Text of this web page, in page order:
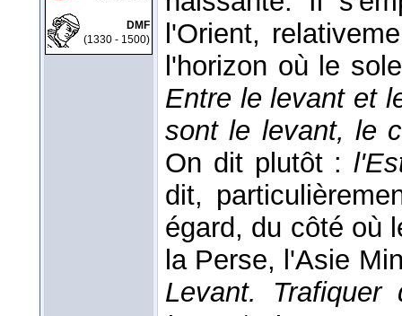
DMF
(1330 - 1500)
l'Orient,
l'horizon où le
Entre le levant et
sont le levant, le
On dit plutôt :
dit,
égard, du côté où
la Perse, l'Asie
Levant.